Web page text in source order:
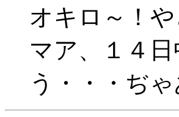
オキロ～！
マア、１４
う・・・ぢ